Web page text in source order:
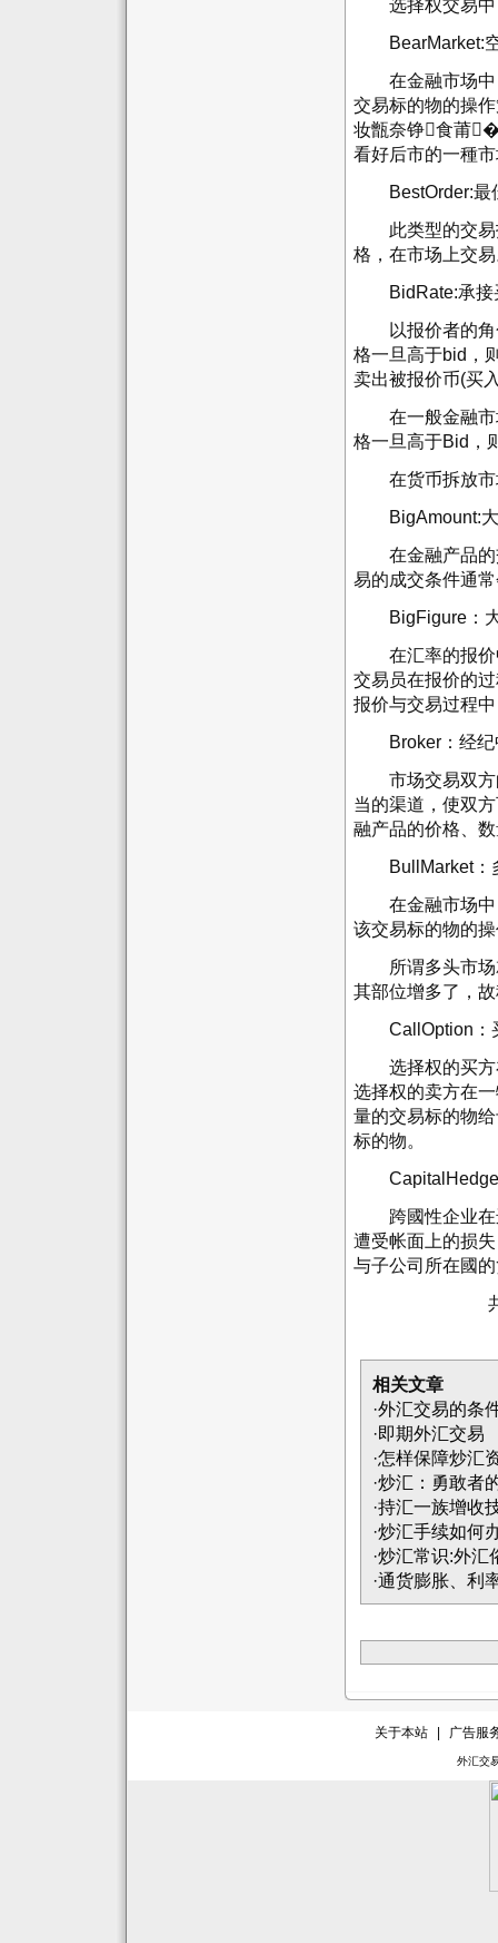
选择权交易中
BearMarket:空
在金融市场中
交易标的物的操
妆甑奈铮食莆
看好后市的一種
BestOrder:最
此类型的交易
格，在市场上交
BidRate:承接
以报价者的角
格一旦高于bid，
卖出被报价币(买
在一般金融市
格一旦高于Bid，
在货币拆放市
BigAmount:
在金融产品的
易的成交条件通
BigFigure：
在汇率的报价
交易员在报价的
报价与交易过程
Broker：经纪
市场交易双方
当的渠道，使双
融产品的价格、
BullMarket：
在金融市场中
该交易标的物的
所谓多头市场
其部位增多了，故
CallOption：
选择权的买方
选择权的卖方在
量的交易标的物
标的物。
CapitalHedge:
跨國性企业在
遭受帐面上的损
与子公司所在國
相关文章
·外汇交易的条
·即期外汇交易
·怎样保障炒汇
·炒汇：勇敢者
·持汇一族增收
·炒汇手续如何
·炒汇常识:外汇
·通货膨胀、利
关于本站 广告服
外汇交